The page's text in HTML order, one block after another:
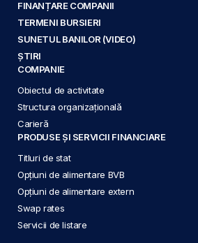
FINANȚARE COMPANII
TERMENI BURSIERI
SUNETUL BANILOR (VIDEO)
ȘTIRI
COMPANIE
Obiectul de activitate
Structura organizațională
Carieră
PRODUSE ȘI SERVICII FINANCIARE
Titluri de stat
Opțiuni de alimentare BVB
Opțiuni de alimentare extern
Swap rates
Servicii de listare